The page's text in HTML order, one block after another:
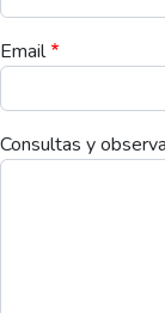
Email
Consultas y